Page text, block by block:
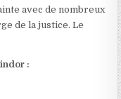
avec de nombreux
de la justice. Le
: